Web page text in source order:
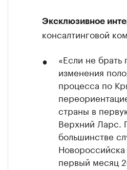
Эксклюзивное
консалтинговой
«Если не
изменения
процесса по
страны в
Верхний Ларс.
большинстве
первый месяц